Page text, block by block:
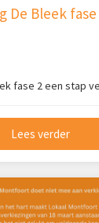
De Bleek
fase 2 een stap
Lees verder